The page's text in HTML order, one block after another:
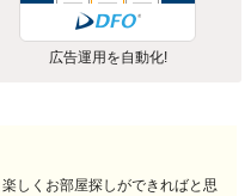
広告運用を自動化!
しくお部屋探しができればと思